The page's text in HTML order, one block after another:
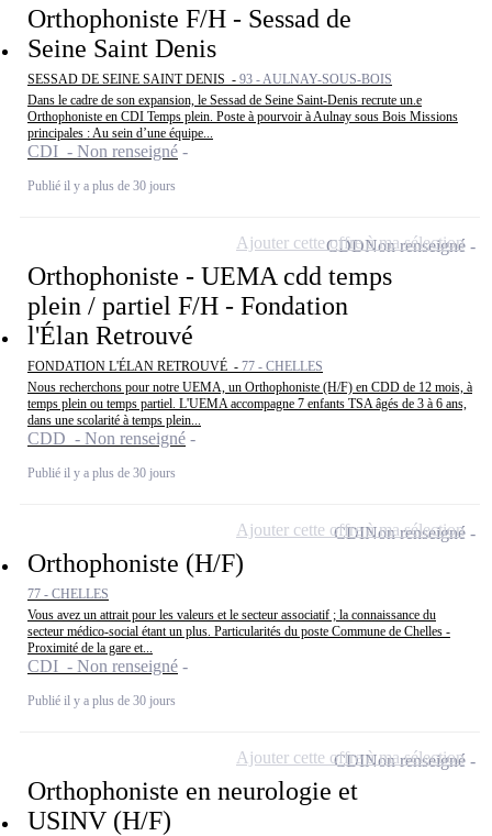
Orthophoniste F/H - Sessad de
Seine Saint Denis
SESSAD DE SEINE SAINT DENIS - 93 - AULNAY-SOUS-BOIS
Dans le cadre de son expansion, le Sessad de Seine Saint-Denis recrute un.e
Orthophoniste en CDI Temps plein. Poste à pourvoir à Aulnay sous Bois Missions
principales : Au sein d’une équipe...
CDI - Non renseigné
Publié il y a plus de 30 jours
Orthophoniste - UEMA cdd temps
plein / partiel F/H - Fondation
l'Élan Retrouvé
FONDATION L'ÉLAN RETROUVÉ - 77 - CHELLES
Nous recherchons pour notre UEMA, un Orthophoniste (H/F) en CDD de 12 mois, à
temps plein ou temps partiel. L'UEMA accompagne 7 enfants TSA âgés de 3 à 6 ans,
dans une scolarité à temps plein...
CDD - Non renseigné
Publié il y a plus de 30 jours
CDDNon renseigné
Ajouter cette offre à ma sélection
Orthophoniste (H/F)
77 - CHELLES
Vous avez un attrait pour les valeurs et le secteur associatif ; la connaissance du
secteur médico-social étant un plus. Particularités du poste Commune de Chelles -
Proximité de la gare et...
CDI - Non renseigné
Publié il y a plus de 30 jours
CDINon renseigné
Ajouter cette offre à ma sélection
Orthophoniste en neurologie et
USINV (H/F)
CDINon renseigné
Ajouter cette offre à ma sélection